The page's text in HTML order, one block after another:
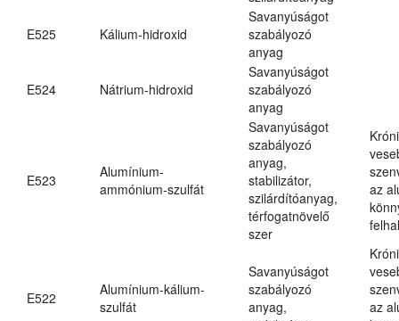
E525 Kálium-hidroxid
Savanyúságot
szabályozó
anyag
E524 Nátrium-hidroxid
Savanyúságot
szabályozó
anyag
E523
Alumínium-
ammónium-szulfát
Savanyúságot
szabályozó
anyag,
stabilizátor,
szilárdítóanyag,
térfogatnövelő
szer
az
E522
Alumínium-kálium-
szulfát
Savanyúságot
szabályozó
anyag,
az